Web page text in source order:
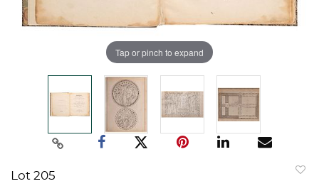
Tap or pinch to expand
Lot 205